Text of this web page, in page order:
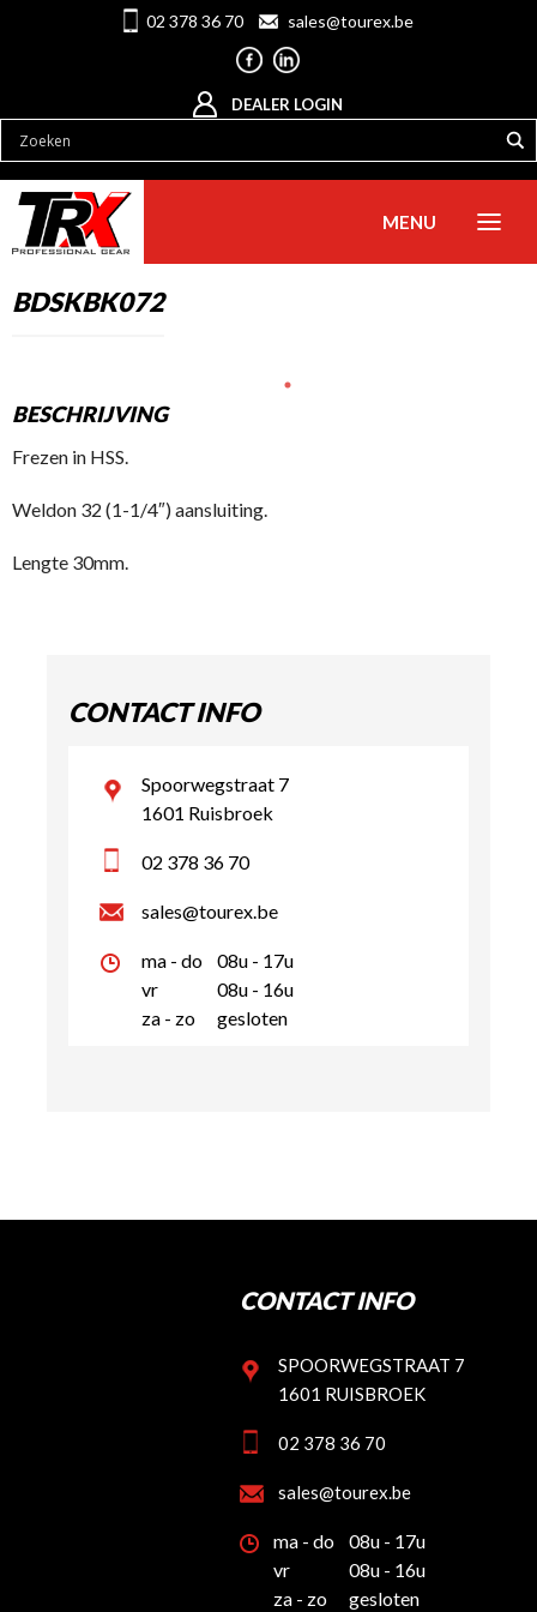
02 378 36 70 sales@tourex.be
DEALER LOGIN
MENU
BDSKBK072
BESCHRIJVING
Frezen in HSS.
Weldon 32 (1-1/4″) aansluiting.
Lengte 30mm.
CONTACT INFO
Spoorwegstraat 7
1601 Ruisbroek
02 378 36 70
sales@tourex.be
ma - do
08u - 17u
vr
08u - 16u
za - zo
gesloten
CONTACT INFO
SPOORWEGSTRAAT 7
1601 RUISBROEK
02 378 36 70
sales@tourex.be
ma - do
08u - 17u
vr
08u - 16u
za - zo
gesloten